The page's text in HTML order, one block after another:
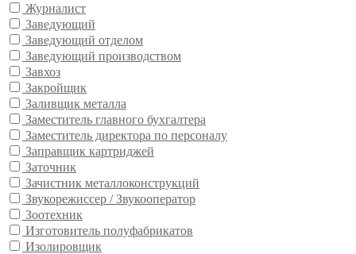
Журналист
Заведующий
Заведующий отделом
Заведующий производством
Завхоз
Закройщик
Заливщик металла
Заместитель главного бухгалтера
Заместитель директора по персоналу
Заправщик картриджей
Заточник
Зачистник металлоконструкций
Звукорежиссер / Звукооператор
Зоотехник
Изготовитель полуфабрикатов
Изолировщик